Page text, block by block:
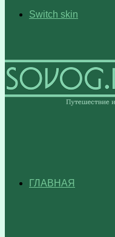
Switch skin
ГЛАВНАЯ